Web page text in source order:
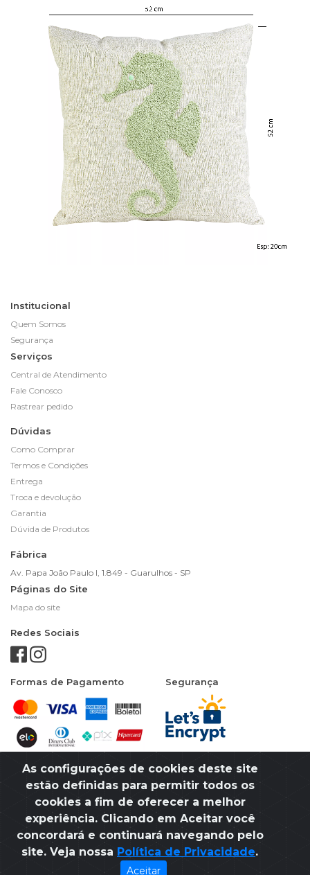
Institucional
Quem Somos
Segurança
Serviços
Central de Atendimento
Fale Conosco
Rastrear pedido
Dúvidas
Como Comprar
Termos e Condições
Entrega
Troca e devolução
Garantia
Dúvida de Produtos
Fábrica
Av. Papa João Paulo I, 1.849 - Guarulhos - SP
Páginas do Site
Mapa do site
Redes Sociais
Formas de Pagamento Segurança
CNPJ: 49.058.654/0001-65
As configurações de cookies deste site
estão definidas para permitir todos os
cookies a fim de oferecer a melhor
experiência. Clicando em Aceitar você
concordará e continuará navegando pelo
site. Veja nossa Política de Privacidade.
Aceitar